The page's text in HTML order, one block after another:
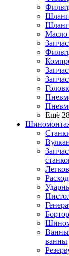
Масло
Ещё 28
Ванны
ванны